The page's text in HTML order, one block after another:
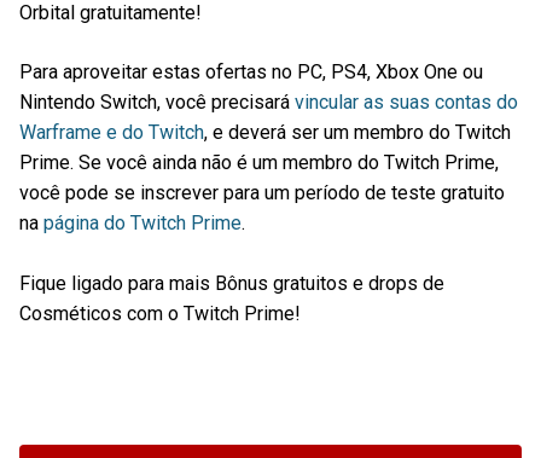
Orbital gratuitamente!
Para aproveitar estas ofertas no PC, PS4, Xbox One ou
Nintendo Switch, você precisará vincular as suas contas do
Warframe e do Twitch, e deverá ser um membro do Twitch
Prime. Se você ainda não é um membro do Twitch Prime,
você pode se inscrever para um período de teste gratuito
na página do Twitch Prime.
Fique ligado para mais Bônus gratuitos e drops de
Cosméticos com o Twitch Prime!